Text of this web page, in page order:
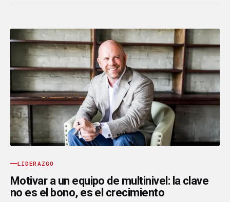
LIDERAZGO
Motivar a un equipo de multinivel: la clave
no es el bono, es el crecimiento